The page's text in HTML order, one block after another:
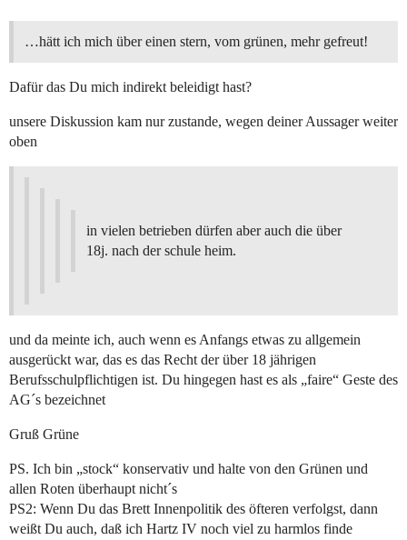
…hätt ich mich über einen stern, vom grünen, mehr gefreut!
Dafür das Du mich indirekt beleidigt hast?
unsere Diskussion kam nur zustande, wegen deiner Aussager weiter
oben
in vielen betrieben dürfen aber auch die über
18j. nach der schule heim.
und da meinte ich, auch wenn es Anfangs etwas zu allgemein
ausgerückt war, das es das Recht der über 18 jährigen
Berufsschulpflichtigen ist. Du hingegen hast es als „faire“ Geste des
AG´s bezeichnet
Gruß Grüne
PS. Ich bin „stock“ konservativ und halte von den Grünen und
allen Roten überhaupt nicht´s
PS2: Wenn Du das Brett Innenpolitik des öfteren verfolgst, dann
weißt Du auch, daß ich Hartz IV noch viel zu harmlos finde